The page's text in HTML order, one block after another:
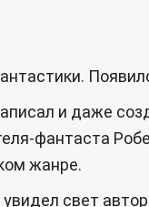
и даже
фантаста
жанре.
свет